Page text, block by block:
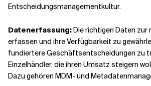
Entscheidungsmanagementkultur.
Datenerfassung:Die richtigen Daten zur
erfassen und ihre Verfügbarkeit zu
fundiertere Geschäftsentscheidungen zu
Einzelhändler, die ihren Umsatz steigern
Dazu gehören MDM- und